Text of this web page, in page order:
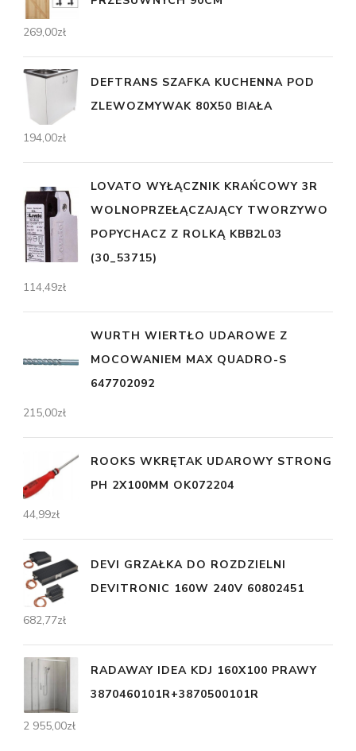
269,00zł
DEFTRANS SZAFKA KUCHENNA POD
ZLEWOZMYWAK 80X50 BIAŁA
194,00zł
LOVATO WYŁĄCZNIK KRAŃCOWY 3R
WOLNOPRZEŁĄCZAJĄCY TWORZYWO
POPYCHACZ Z ROLKĄ KBB2L03
(30_53715)
114,49zł
WURTH WIERTŁO UDAROWE Z
MOCOWANIEM MAX QUADRO-S
647702092
215,00zł
ROOKS WKRĘTAK UDAROWY STRONG
PH 2X100MM OK072204
44,99zł
DEVI GRZAŁKA DO ROZDZIELNI
DEVITRONIC 160W 240V 60802451
682,77zł
RADAWAY IDEA KDJ 160X100 PRAWY
3870460101R+3870500101R
2 955,00zł